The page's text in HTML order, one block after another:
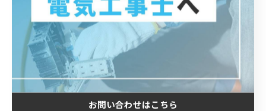
ルチェックや研修参加を心掛け、時代に合った電気工事
士として活躍しましょう。
地元で電気工事資格取得を成功させる
お問い合わせはこちら